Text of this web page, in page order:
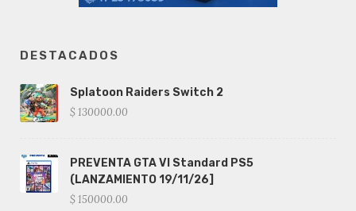
DESTACADOS
Splatoon Raiders Switch 2
$ 130000.00
PREVENTA GTA VI Standard PS5
(LANZAMIENTO 19/11/26]
$ 150000.00